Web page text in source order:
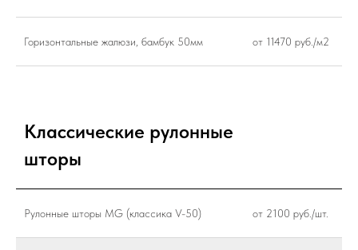
Горизонтальные жалюзи, бамбук 50мм от 11470 руб./м2
Классические рулонные
шторы
Рулонные шторы MG (классика V-50) от 2100 руб./шт.